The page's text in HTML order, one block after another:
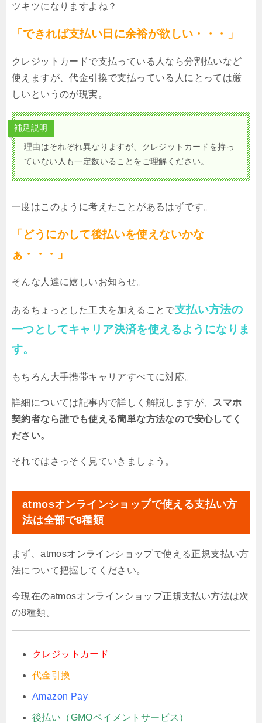
ツキツになりますよね？
「できれば支払い日に余裕が欲しい・・・」
クレジットカードで支払っている人なら分割払いなど
使えますが、代金引換で支払っている人にとっては厳
しいというのが現実。
補足説明
理由はそれぞれ異なりますが、クレジットカードを持っ
ていない人も一定数いることをご理解ください。
一度はこのように考えたことがあるはずです。
「どうにかして後払いを使えないかな
ぁ・・・」
そんな人達に嬉しいお知らせ。
あるちょっとした工夫を加えることで支払い方法の
一つとしてキャリア決済を使えるようになりま
す。
もちろん大手携帯キャリアすべてに対応。
詳細については記事内で詳しく解説しますが、 スマホ
契約者なら誰でも使える簡単な方法なので安心してく
ださい。
それではさっそく見ていきましょう。
atmosオンラインショップで使える支払い方
法は全部で8種類
まず、atmosオンラインショップで使える正規支払い方
法について把握してください。
今現在のatmosオンラインショップ正規支払い方法は次
の8種類。
クレジットカード
代金引換
Amazon Pay
後払い（GMOペイメントサービス）